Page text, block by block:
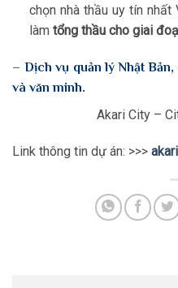
chọn nhà thầu uy tín nhất
làm tổng thầu cho giai
– Dịch vụ quản lý Nhật
và văn minh.
Akari City –
Link thông tin dự án: >>> akari